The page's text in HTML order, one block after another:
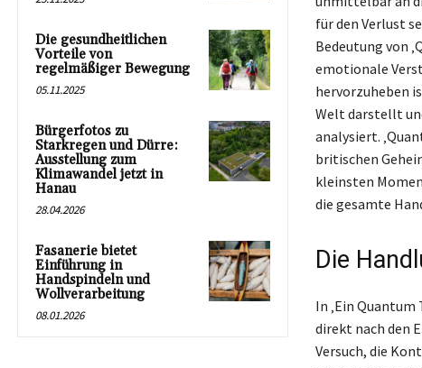
Die gesundheitlichen
Vorteile von
regelmäßiger Bewegung
05.11.2025
Bürgerfotos zu
Starkregen und Dürre:
Ausstellung zum
Klimawandel jetzt in
Hanau
28.04.2026
Fasanerie bietet
Einführung in
Handspindeln und
Wollverarbeitung
08.01.2026
für den Verlust
Bedeutung von
emotionale
hervorzuheben
Welt darstellt
analysiert.
britischen
kleinsten
die gesamte
Die
In ‚Ein
direkt nach den
Versuch, die